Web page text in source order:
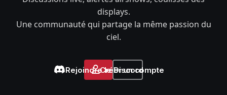
displays.
Une communauté qui partage la même passion du
ciel.
Rejoindre le Discord
Créer un compte